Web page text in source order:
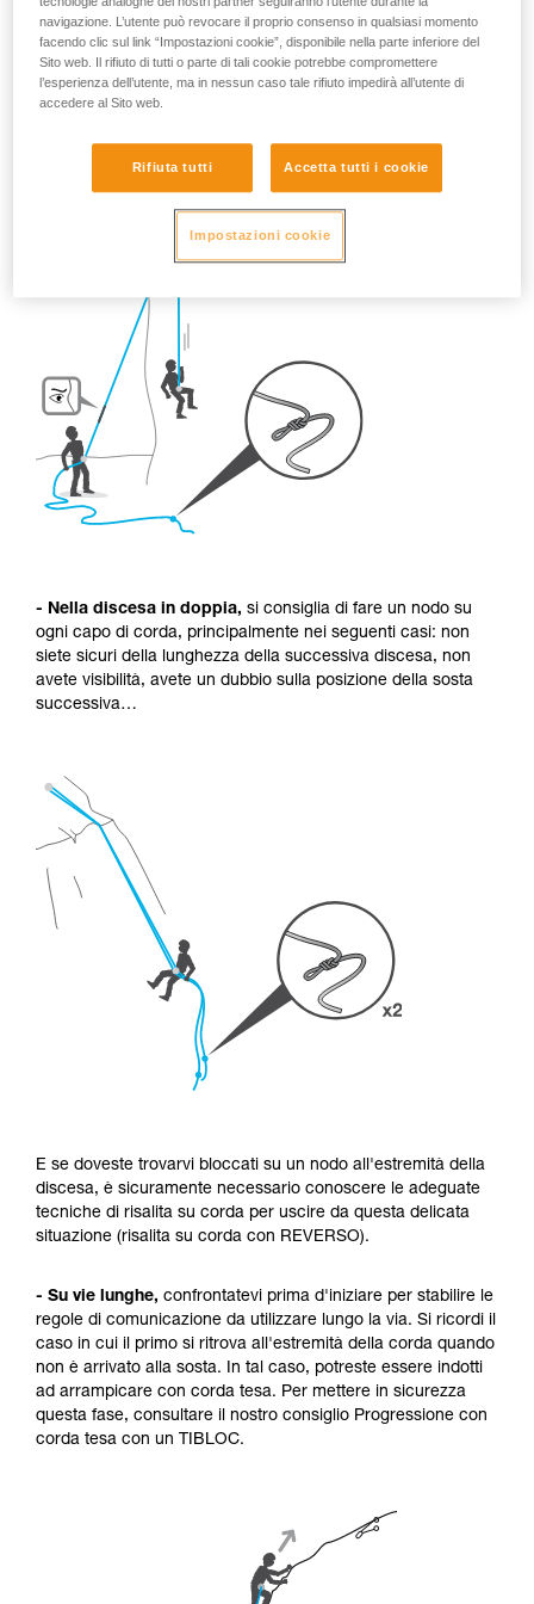
diventare delicata se non si prendono alcune precauzioni...
Pertanto, una volta sul posto, quali riflessi adottare?
- In falesia,fare SEMPRE un nodo all'estremità della corda.
- Nella discesa in doppia, si consiglia di fare un nodo su
ogni capo di corda, principalmente nei seguenti casi: non
siete sicuri della lunghezza della successiva discesa, non
avete visibilità, avete un dubbio sulla posizione della sosta
successiva…
E se doveste trovarvi bloccati su un nodo all'estremità della
discesa, è sicuramente necessario conoscere le adeguate
tecniche di risalita su corda per uscire da questa delicata
situazione (risalita su corda con REVERSO).
- Su vie lunghe, confrontatevi prima d'iniziare per stabilire le
regole di comunicazione da utilizzare lungo la via. Si ricordi il
caso in cui il primo si ritrova all'estremità della corda quando
non è arrivato alla sosta. In tal caso, potreste essere indotti
ad arrampicare con corda tesa. Per mettere in sicurezza
questa fase, consultare il nostro consiglio Progressione con
corda tesa con un TIBLOC.
navigazione. L’utente può revocare il proprio consenso in qualsiasi momento
facendo clic sul link “Impostazioni cookie”, disponibile nella parte inferiore del
Sito web. Il rifiuto di tutti o parte di tali cookie potrebbe compromettere
l’esperienza dell’utente, ma in nessun caso tale rifiuto impedirà all’utente di
accedere al Sito web.
Rifiuta tutti Accetta tutti i cookie
Impostazioni cookie